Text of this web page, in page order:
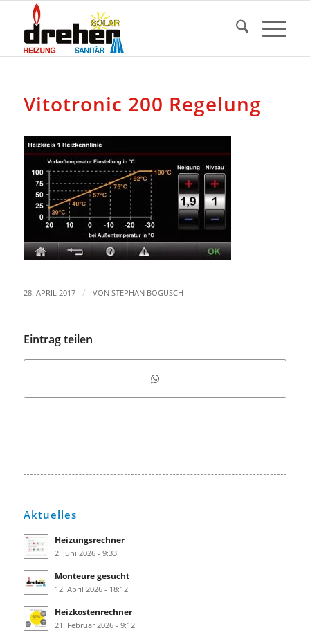
Vitotronic 200 Regelung
28. APRIL 2017 / VON STEPHAN BOGUSCH
Eintrag teilen
Aktuelles
Heizungsrechner
2. Juni 2026 - 9:33
Monteure gesucht
12. April 2026 - 18:12
Heizkostenrechner
21. Februar 2026 - 9:12